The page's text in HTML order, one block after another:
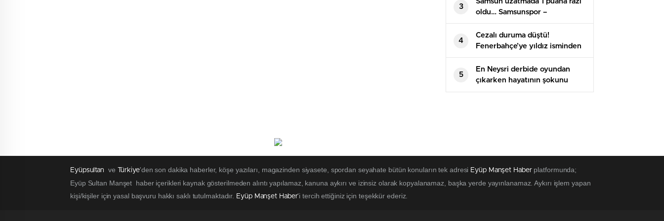
3
oldu… Samsunspor –
Alanyaspor maç sonucu 1-1
4
Cezalı duruma düştü!
Fenerbahçe’ye yıldız isminden
kötü haber
5
En Neysri derbide oyundan
çıkarken hayatının şokunu
yaşadı!
Eyüpsultan ve Türkiye'den son dakika haberler, köşe yazıları, magazinden siyasete, spordan seyahate bütün konuların tek adresi Eyüp Manşet Haber platformunda;
Eyüp Sultan Manşet haber içerikleri kaynak gösterilmeden alıntı yapılamaz, kanuna aykırı ve izinsiz olarak kopyalanamaz, başka yerde yayınlanamaz. Aykırı işlem yapan
kişi/kişiler için yasal başvuru hakkı saklı tutulmaktadır.
Eyüp Manşet Haber'i tercih ettiğiniz için teşekkür ederiz.